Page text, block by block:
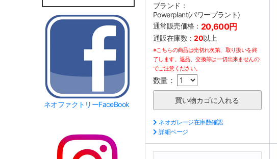
ネオファクトリーFaceBook
ブランド：
Powerplant(パワープラント)
通常販売価格： 20,600円
通販在庫数：20以上
※こちらの商品は売切れ次第、取り扱いを終
了します。返品、交換等は一切出来ませんの
でご注意ください。
数量：
ネオガレージ在庫数確認
詳細ページ